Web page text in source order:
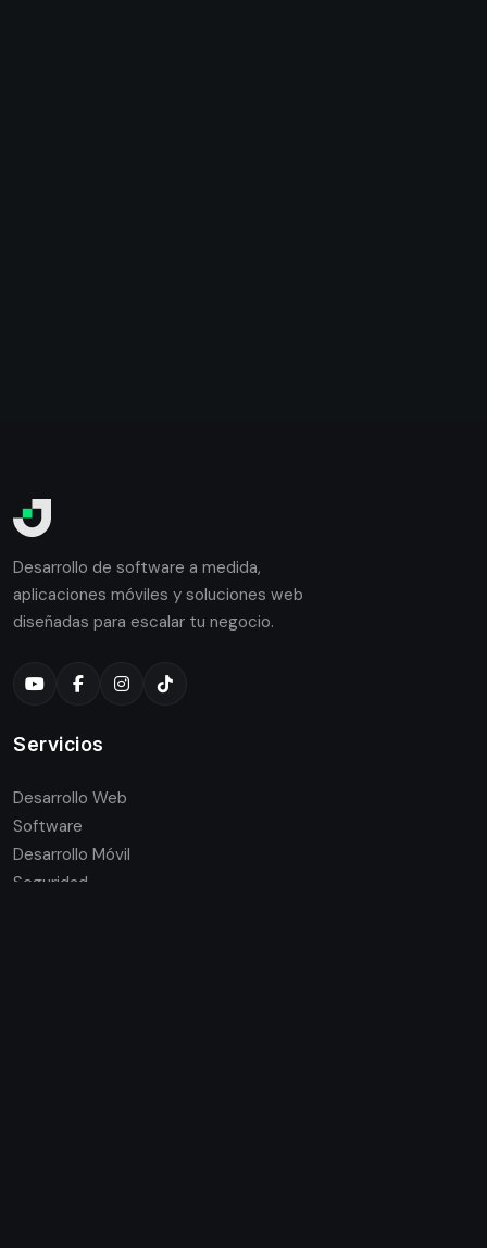
Desarrollo de software a medida,
aplicaciones móviles y soluciones web
diseñadas para escalar tu negocio.
Servicios
Desarrollo Web
Software
Desarrollo Móvil
Seguridad